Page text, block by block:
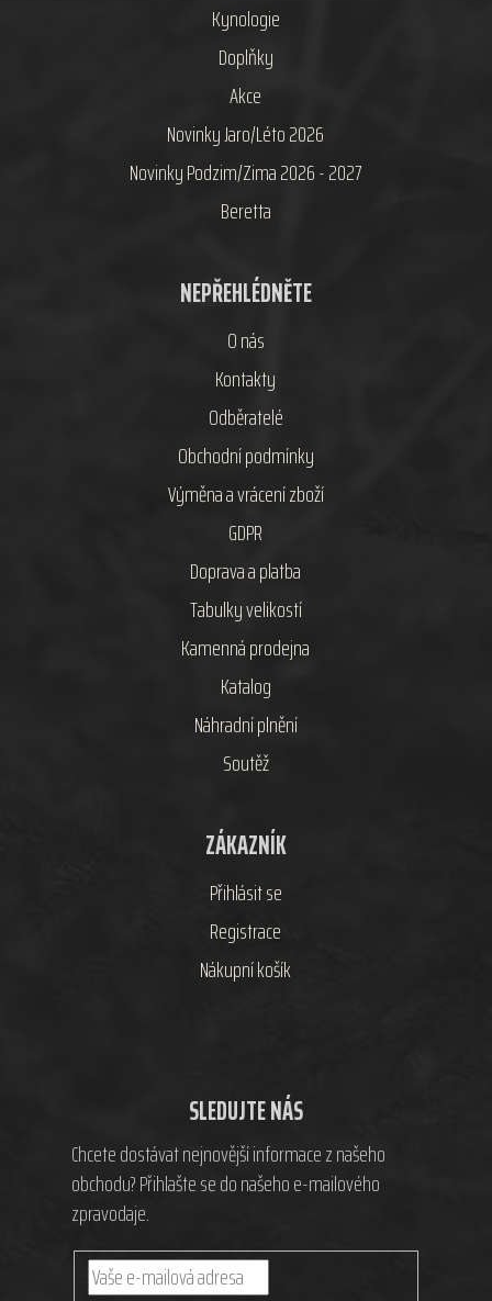
Kynologie
Doplňky
Akce
Novinky Jaro/Léto 2026
Novinky Podzim/Zima 2026 - 2027
Beretta
NEPŘEHLÉDNĚTE
O nás
Kontakty
Odběratelé
Obchodní podmínky
Výměna a vrácení zboží
GDPR
Doprava a platba
Tabulky velikostí
Kamenná prodejna
Katalog
Náhradní plnění
Soutěž
ZÁKAZNÍK
Přihlásit se
Registrace
Nákupní košík
SLEDUJTE NÁS
Chcete dostávat nejnovější informace z našeho
obchodu? Přihlašte se do našeho e-mailového
zpravodaje.